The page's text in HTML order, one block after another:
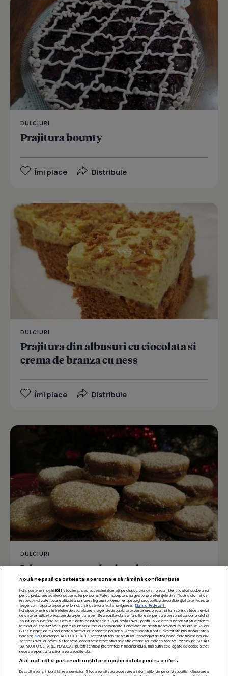
DULCIURI
Prajitura bounty
Îmi place Distribuie
DULCIURI
Prajitura din albusuri cu ciocolata si
crema de branza cu ness
Îmi place Distribuie
DULCIURI
Islere cu crema de ciocolata
Îmi place Distribuie
Nouă ne pasă ca datele tale personale să rămână confidențiale
Noi și partenerii noștri 1019stocăm și/sau accesăm informații pe dispozitivul dvs., precum identificatorii cookie unici
pentru prelucrarea datelor cu caracter personal. Puteți accepta sau gestiona preferințele dvs. făcând clic mai jos,
respectiv vă puteți opune utilizării unui interes legitim în orice moment pe pagina cu politica de confidențialitate. Aceste
alegeri vor fi raportate partenerilor noștri și nu vă vor afecta navigarea.
Mai multe detalii
Noi si partenerii nostri (retelele de socializare si agentiile de publicitate partenere, precum si furnizorii nostri de servicii
de date analitice) prelucram date pentru a permite website-ului sa functioneze, pentru a personaliza continutul si
anunturile publicitare afisate in functie de interesele si/sau profilul dvs., pentru a va oferi functionalitati aferente
retelelor de socializare si pentru a analiza traficul pe website. Beneficiati de drepturile prevazute de art. 15-22 din
GDPR in legatura cu prelucrarea datelor cu caracter personal. Aceste drepturi pot fi exercitate prin modalitatea
indicata aici. Prin click pe “ACCEPT TOATE”, acceptati folosirea tuturor Tehnologiilor de tip Cookie, care implica inclusiv
acceptul dvs. cu privire la stocarea/accesarea informatiilor de catre Vendor-ii cu care colaboram. Prin click pe “VREAU
SA MODIFIC SETARILE INDIVIDUAL” puteti schimba preferintele in mod individual, mai putin cele legate de cookie strict
necesare pentru functionarea website-ului.
Atât noi, cât și partenerii noștri prelucrăm datele pentru a oferi:
Dezvoltarea și îmbunătățirea serviciilor. Stocarea și/sau accesarea informațiilor de pe un dispozitiv. Măsurarea